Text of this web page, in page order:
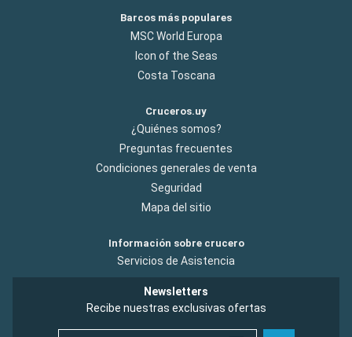
Barcos más populares
MSC World Europa
Icon of the Seas
Costa Toscana
Cruceros.uy
¿Quiénes somos?
Preguntas frecuentes
Condiciones generales de venta
Seguridad
Mapa del sitio
Información sobre crucero
Servicios de Asistencia
Newsletters
Recibe nuestras exclusivas ofertas